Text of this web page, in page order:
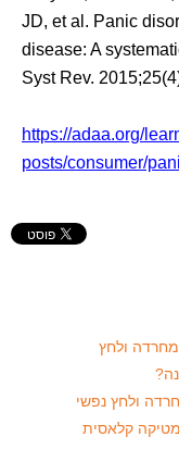
JD, et al. Panic
disease: A
Syst Rev.
https://adaa.org/
posts/consumer/
ולחץ
ולחץ נפשי
קלאסית